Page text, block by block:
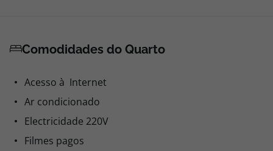
Comodidades do Quarto
Acesso à Internet
Ar condicionado
Electricidade 220V
Filmes pagos